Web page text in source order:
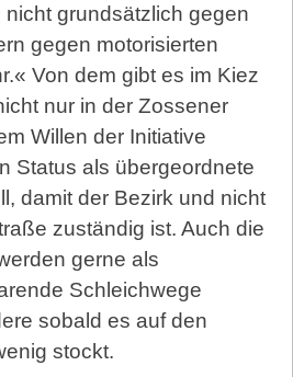
grundsätzlich gegen
gegen motorisierten
Von dem gibt es im Kiez
nur in der Zossener
Willen der Initiative
Status als übergeordnete
damit der Bezirk und nicht
zuständig ist. Auch die
gerne als
Schleichwege
sobald es auf den
stockt.